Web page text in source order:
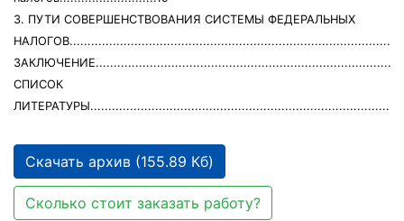
3. ПУТИ СОВЕРШЕНСТВОВАНИЯ СИСТЕМЫ ФЕДЕРАЛЬНЫХ
СПИСОК
Скачать архив (155.89 Кб)
Сколько стоит заказать работу?